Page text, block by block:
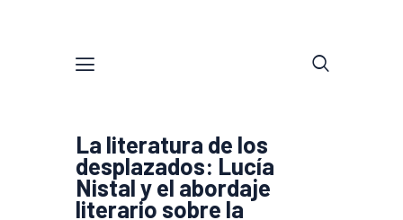
La literatura de los
desplazados: Lucía
Nistal y el abordaje
literario sobre la